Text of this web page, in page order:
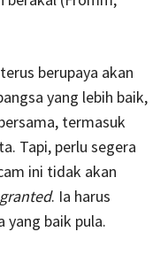
berupaya akan
yang lebih baik,
termasuk
Tapi, perlu segera
ini tidak akan
. Ia harus
yang baik pula.